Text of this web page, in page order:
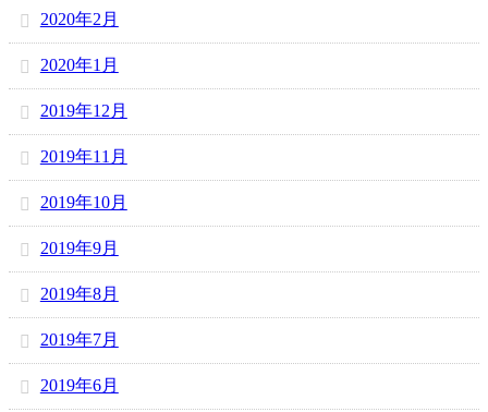
2020年2月
2020年1月
2019年12月
2019年11月
2019年10月
2019年9月
2019年8月
2019年7月
2019年6月